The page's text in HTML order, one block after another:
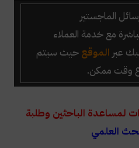
الماجستير
مع خدمة العملاء
عبر الموقع حيث سيتم
وقت ممكن.
لمساعدة الباحثين وطلبة
العلمي